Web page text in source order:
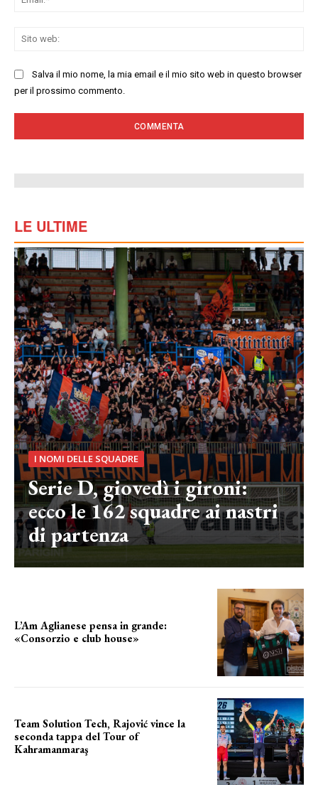
Salva il mio nome, la mia email e il mio sito web in questo browser
per il prossimo commento.
LE ULTIME
I NOMI DELLE SQUADRE
Serie D, giovedì i gironi:
ecco le 162 squadre ai nastri
di partenza
L’Am Aglianese pensa in grande:
«Consorzio e club house»
Team Solution Tech, Rajović vince la
seconda tappa del Tour of
Kahramanmaraş